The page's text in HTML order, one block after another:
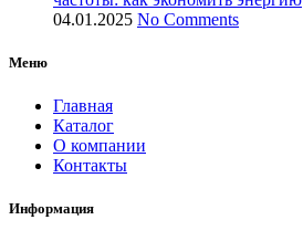
04.01.2025 No Comments
Меню
Главная
Каталог
О компании
Контакты
Информация